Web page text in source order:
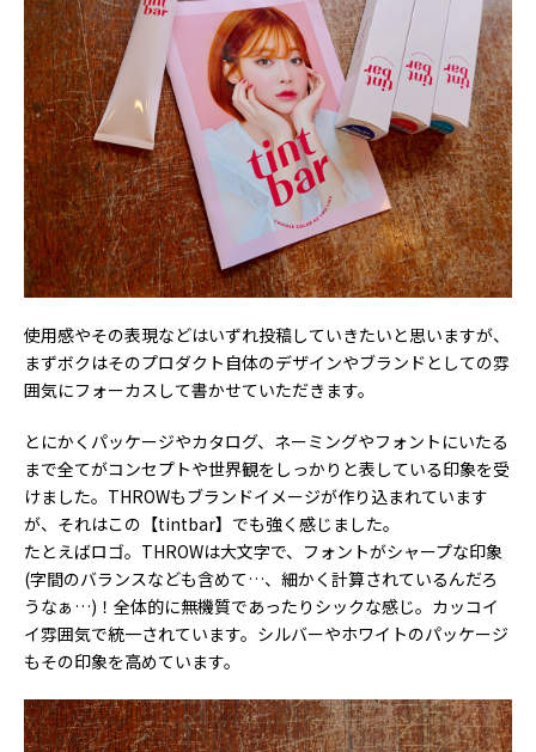
使用感やその表現などはいずれ投稿していきたいと思いますが、
まずボクはそのプロダクト自体のデザインやブランドとしての雰
囲気にフォーカスして書かせていただきます。
とにかくパッケージやカタログ、ネーミングやフォントにいたる
まで全てがコンセプトや世界観をしっかりと表している印象を受
けました。THROWもブランドイメージが作り込まれています
が、それはこの【tintbar】でも強く感じました。
たとえばロゴ。THROWは大文字で、フォントがシャープな印象
(字間のバランスなども含めて…、細かく計算されているんだろ
うなぁ…)！全体的に無機質であったりシックな感じ。カッコイ
イ雰囲気で統一されています。シルバーやホワイトのパッケージ
もその印象を高めています。